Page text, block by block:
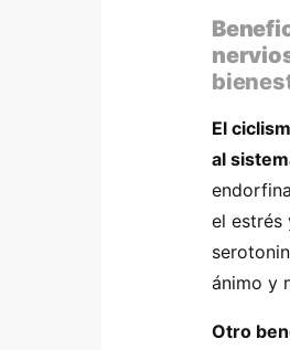
El
al
el estrés
ánimo y
Otro